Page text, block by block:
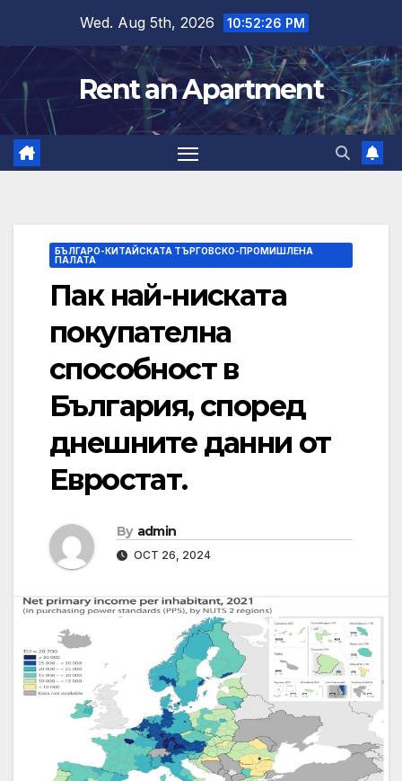
content
Wed. Aug 5th, 2026 10:52:28 PM
Rent an Apartment
БЪЛГАРО-КИТАЙСКАТА ТЪРГОВСКО-ПРОМИШЛЕНА
ПАЛАТА
Пак най-ниската
покупателна
способност в
България, според
днешните данни от
Евростат.
By admin
OCT 26, 2024